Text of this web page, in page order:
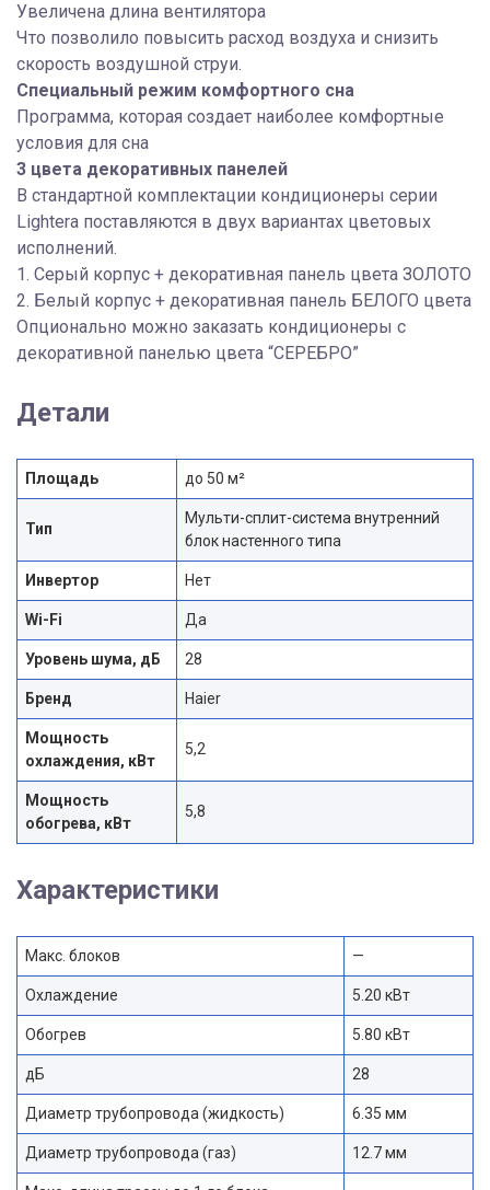
Увеличена длина вентилятора
Что позволило повысить расход воздуха и снизить
скорость воздушной струи.
Специальный режим комфортного сна
Программа, которая создает наиболее комфортные
условия для сна
3 цвета декоративных панелей
В стандартной комплектации кондиционеры серии
Lightera поставляются в двух вариантах цветовых
исполнений.
1. Серый корпус + декоративная панель цвета ЗОЛОТО
2. Белый корпус + декоративная панель БЕЛОГО цвета
Опционально можно заказать кондиционеры с
декоративной панелью цвета “СЕРЕБРО”
Детали
Площадь до 50 м²
Тип
Мульти-сплит-система внутренний
блок настенного типа
Инвертор Нет
Wi-Fi Да
Уровень шума, дБ 28
Бренд Haier
Мощность
охлаждения, кВт
5,2
Мощность
обогрева, кВт
5,8
Характеристики
Макс. блоков —
Охлаждение 5.20 кВт
Обогрев 5.80 кВт
дБ 28
Диаметр трубопровода (жидкость) 6.35 мм
Диаметр трубопровода (газ) 12.7 мм